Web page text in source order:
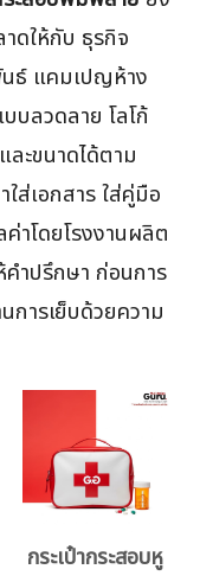
ดให้กับ ธุรกิจ
นธ์ แคมเปญห้าง
บลวดลาย โลโก้
ละขนาดได้ตาม
ใส่เอกสาร ใส่คู่มือ
าโดยโรงงานผลิต
ำปรึกษา ก่อนการ
การเย็บด้วยความ
กระเป๋ากระสอบหู